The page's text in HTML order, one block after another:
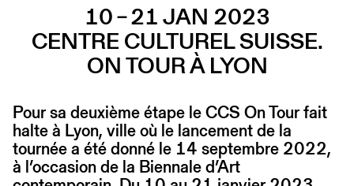
10 – 21 JAN 2023
CENTRE CULTUREL SUISSE.
ON TOUR À LYON
Pour sa deuxième étape le CCS On Tour fait
halte à Lyon, ville où le lancement de la
tournée a été donné le 14 septembre 2022,
à l’occasion de la Biennale d’Art